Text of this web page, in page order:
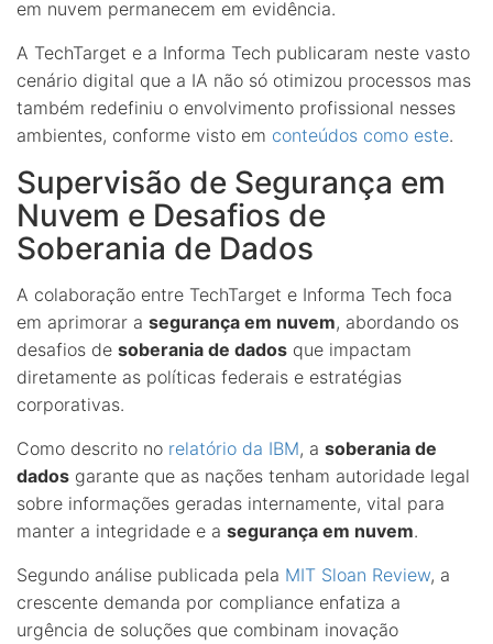
em nuvem permanecem em evidência.
A TechTarget e a Informa Tech publicaram neste vasto
cenário digital que a IA não só otimizou processos mas
também redefiniu o envolvimento profissional nesses
ambientes, conforme visto em conteúdos como este.
Supervisão de Segurança em
Nuvem e Desafios de
Soberania de Dados
A colaboração entre TechTarget e Informa Tech foca
em aprimorar a segurança em nuvem, abordando os
desafios de soberania de dados que impactam
diretamente as políticas federais e estratégias
corporativas.
Como descrito no relatório da IBM, a soberania de
dados garante que as nações tenham autoridade legal
sobre informações geradas internamente, vital para
manter a integridade e a segurança em nuvem.
Segundo análise publicada pela MIT Sloan Review, a
crescente demanda por compliance enfatiza a
urgência de soluções que combinam inovação